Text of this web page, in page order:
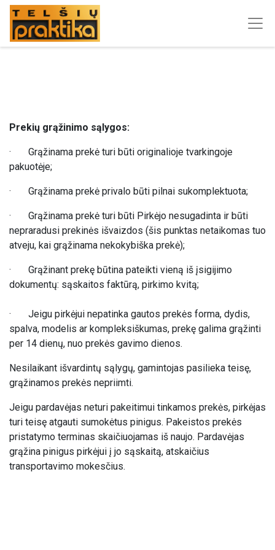
Prekių grąžinimo sąlygos:
· Grąžinama prekė turi būti originalioje tvarkingoje
pakuotėje;
· Grąžinama prekė privalo būti pilnai sukomplektuota;
· Grąžinama prekė turi būti Pirkėjo nesugadinta ir būti
nepraradusi prekinės išvaizdos (šis punktas netaikomas tuo
atveju, kai grąžinama nekokybiška prekė);
· Grąžinant prekę būtina pateikti vieną iš įsigijimo
dokumentų: sąskaitos faktūrą, pirkimo kvitą;
· Jeigu pirkėjui nepatinka gautos prekės forma, dydis,
spalva, modelis ar kompleksiškumas, prekę galima grąžinti
per 14 dienų, nuo prekės gavimo dienos.
Nesilaikant išvardintų sąlygų, gamintojas pasilieka teisę,
grąžinamos prekės nepriimti. ​
Jeigu pardavėjas neturi pakeitimui tinkamos prekės, pirkėjas
turi teisę atgauti sumokėtus pinigus. Pakeistos prekės
pristatymo terminas skaičiuojamas iš naujo. Pardavėjas
grąžina pinigus pirkėjui į jo sąskaitą, atskaičius
transportavimo mokesčius. ​